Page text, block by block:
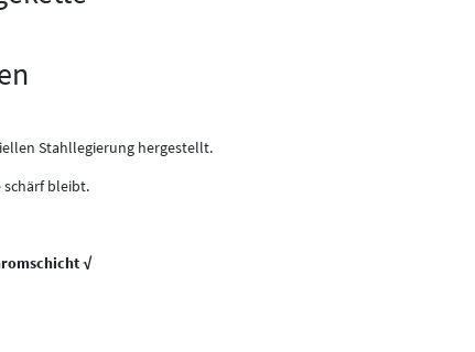
Stahllegierung hergestellt.
schärf bleibt.
√